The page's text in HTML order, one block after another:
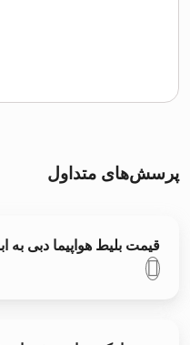
پرسش‌های متداول
قیمت بلیط هواپیما دبی